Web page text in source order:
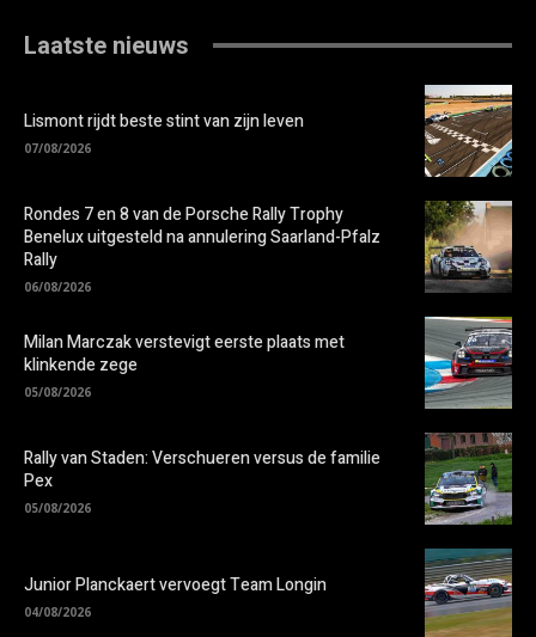
Laatste nieuws
Lismont rijdt beste stint van zijn leven
07/08/2026
Rondes 7 en 8 van de Porsche Rally Trophy
Benelux uitgesteld na annulering Saarland-Pfalz
Rally
06/08/2026
Milan Marczak verstevigt eerste plaats met
klinkende zege
05/08/2026
Rally van Staden: Verschueren versus de familie
Pex
05/08/2026
Junior Planckaert vervoegt Team Longin
04/08/2026